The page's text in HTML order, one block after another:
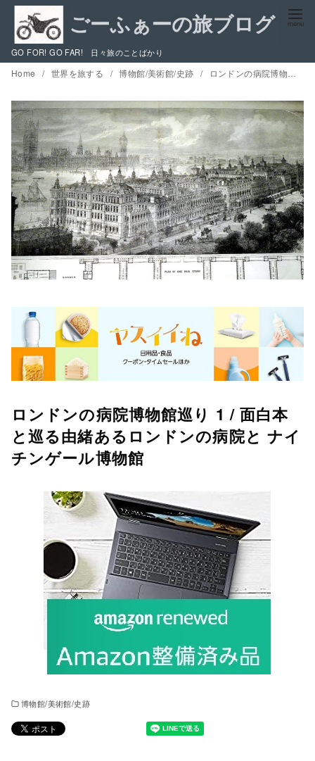
ン
GO FOR! GO FAR! 日々旅のことばかり
Home 世界を旅する 博物館/美術館/史跡 ロンドンの病院博物館巡り 1 / 面白本と巡る由緒あるロンドンの病院と ナイチンゲール博物館
ロンドンの病院博物館巡り 1 / 面白本
と巡る由緒あるロンドンの病院と ナイ
チンゲール博物館
博物館/美術館/史跡